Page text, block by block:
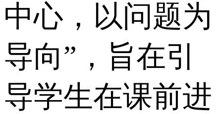
中心，以问题为
导向”，旨在引
导学生在课前进